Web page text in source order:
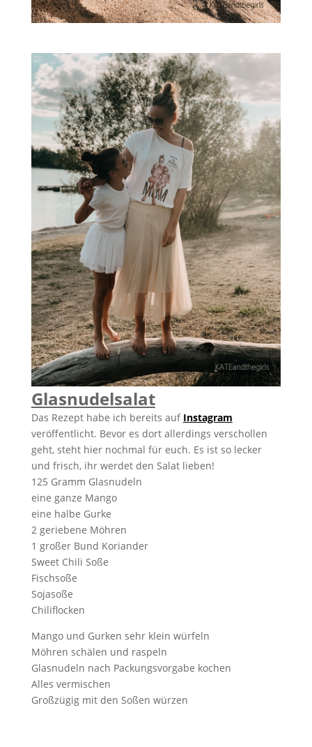
Glasnudelsalat
Das Rezept habe ich bereits auf Instagram
veröffentlicht. Bevor es dort allerdings verschollen
geht, steht hier nochmal für euch. Es ist so lecker
und frisch, ihr werdet den Salat lieben!
125 Gramm Glasnudeln
eine ganze Mango
eine halbe Gurke
2 geriebene Möhren
1 großer Bund Koriander
Sweet Chili Soße
Fischsoße
Sojasoße
Chiliflocken
Mango und Gurken sehr klein würfeln
Möhren schälen und raspeln
Glasnudeln nach Packungsvorgabe kochen
Alles vermischen
Großzügig mit den Soßen würzen